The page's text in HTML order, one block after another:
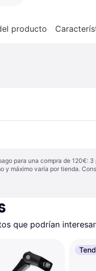
producto
para una compra de 120€:
y máximo varía por tienda.
que podrían